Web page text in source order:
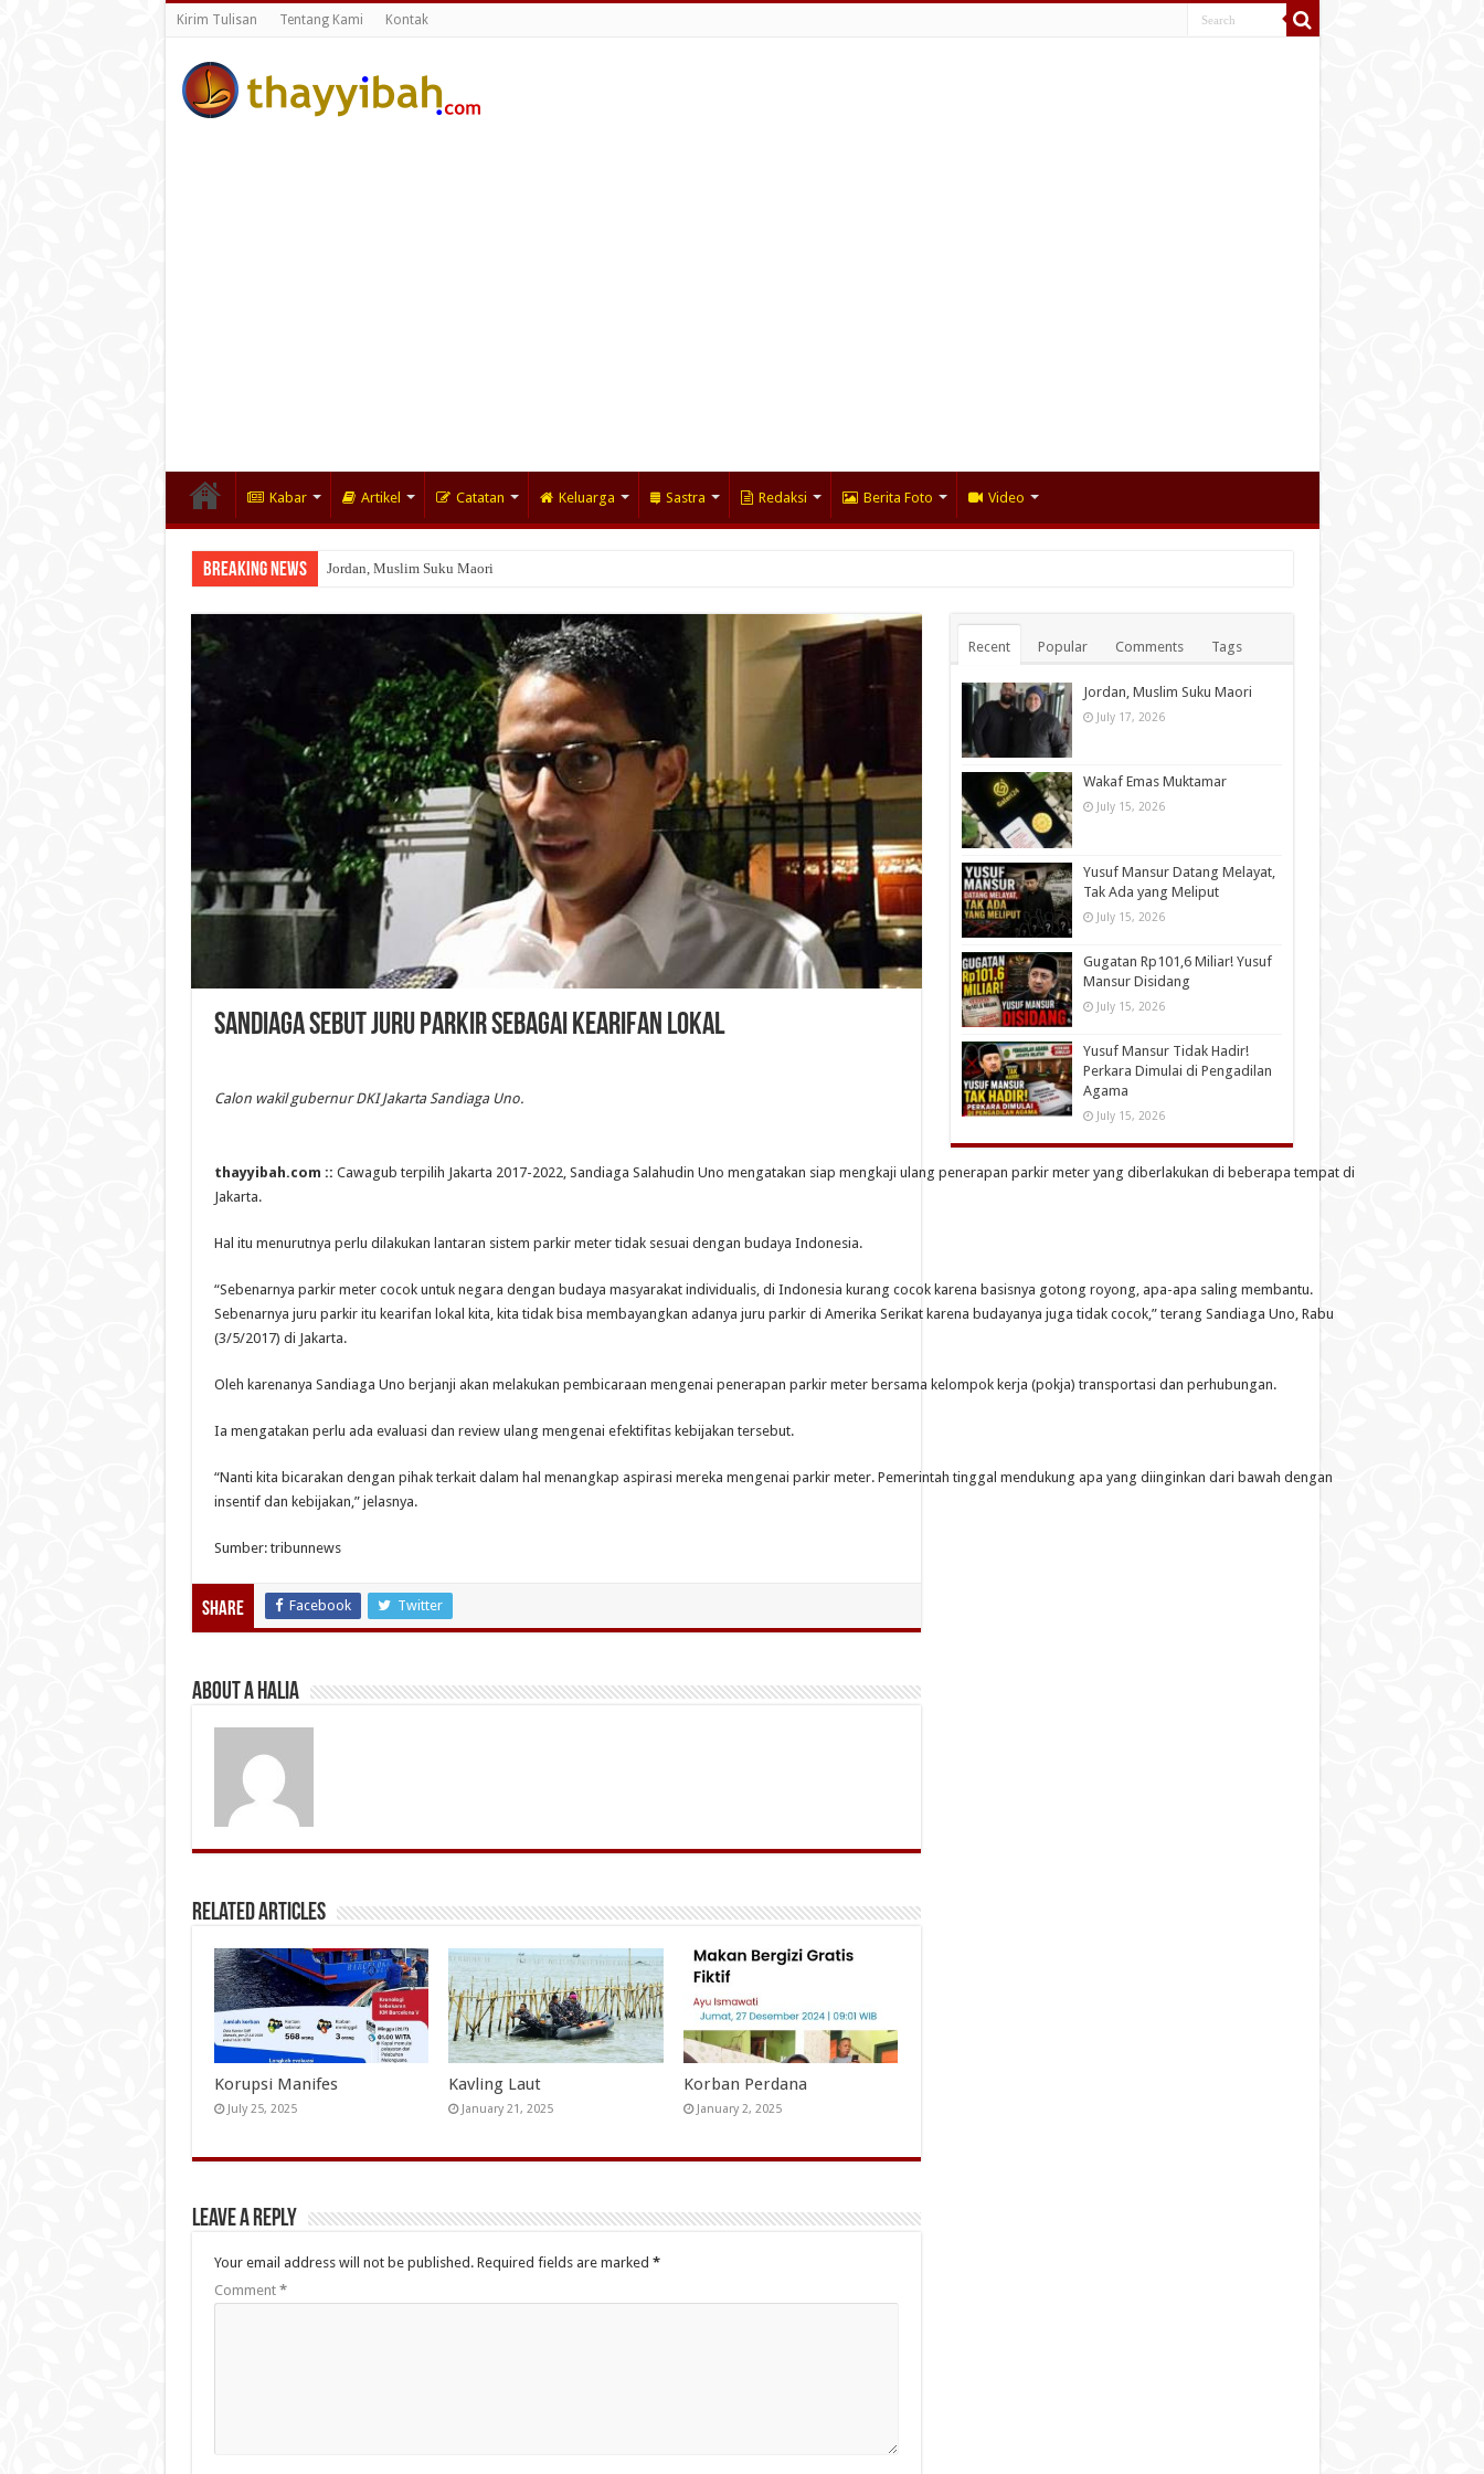
Kirim Tulisan Tentang Kami Kontak
Kabar Artikel Catatan Keluarga Sastra Redaksi Berita Foto Video
Breaking News Jordan, Muslim Suku Maori
Sandiaga Sebut Juru Parkir Sebagai Kearifan Lokal
Calon wakil gubernur DKI Jakarta Sandiaga Uno.
thayyibah.com :: Cawagub terpilih Jakarta 2017-2022, Sandiaga Salahudin Uno mengatakan siap mengkaji ulang penerapan parkir meter yang diberlakukan di beberapa tempat di
Jakarta.
Hal itu menurutnya perlu dilakukan lantaran sistem parkir meter tidak sesuai dengan budaya Indonesia.
“Sebenarnya parkir meter cocok untuk negara dengan budaya masyarakat individualis, di Indonesia kurang cocok karena basisnya gotong royong, apa-apa saling membantu.
Sebenarnya juru parkir itu kearifan lokal kita, kita tidak bisa membayangkan adanya juru parkir di Amerika Serikat karena budayanya juga tidak cocok,” terang Sandiaga Uno, Rabu
(3/5/2017) di Jakarta.
Oleh karenanya Sandiaga Uno berjanji akan melakukan pembicaraan mengenai penerapan parkir meter bersama kelompok kerja (pokja) transportasi dan perhubungan.
Ia mengatakan perlu ada evaluasi dan review ulang mengenai efektifitas kebijakan tersebut.
“Nanti kita bicarakan dengan pihak terkait dalam hal menangkap aspirasi mereka mengenai parkir meter. Pemerintah tinggal mendukung apa yang diinginkan dari bawah dengan
insentif dan kebijakan,” jelasnya.
Sumber: tribunnews
Share Facebook Twitter
About A Halia
Related Articles
Korupsi Manifes
July 25, 2025
Kavling Laut
January 21, 2025
Korban Perdana
January 2, 2025
Leave a Reply
Your email address will not be published. Required fields are marked *
Comment *
Recent Popular Comments Tags
Jordan, Muslim Suku Maori
July 17, 2026
Wakaf Emas Muktamar
July 15, 2026
Yusuf Mansur Datang Melayat,
Tak Ada yang Meliput
July 15, 2026
Gugatan Rp101,6 Miliar! Yusuf
Mansur Disidang
July 15, 2026
Yusuf Mansur Tidak Hadir!
Perkara Dimulai di Pengadilan
Agama
July 15, 2026